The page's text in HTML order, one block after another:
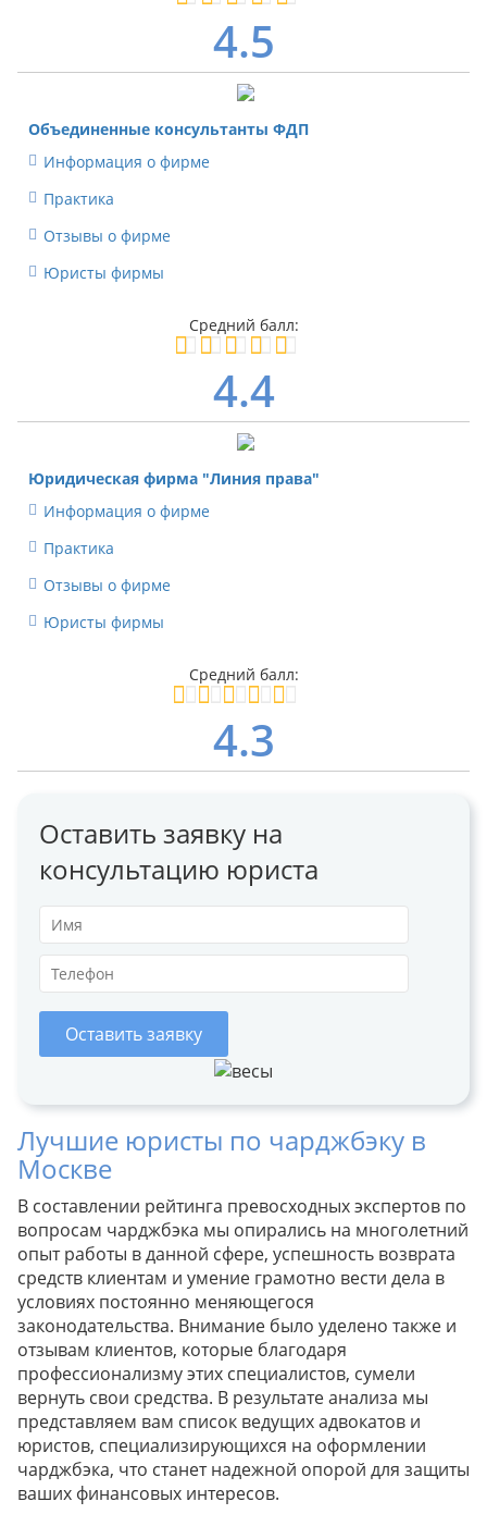
4.5
Объединенные консультанты ФДП
Информация о фирме
Практика
Отзывы о фирме
Юристы фирмы
4.4
Юридическая фирма "Линия права"
Информация о фирме
Практика
Отзывы о фирме
Юристы фирмы
4.3
Оставить заявку на
консультацию юриста
Оставить заявку
Лучшие юристы по чарджбэку в
Москве
В составлении рейтинга превосходных экспертов по
вопросам чарджбэка мы опирались на многолетний
опыт работы в данной сфере, успешность возврата
средств клиентам и умение грамотно вести дела в
условиях постоянно меняющегося
законодательства. Внимание было уделено также и
отзывам клиентов, которые благодаря
профессионализму этих специалистов, сумели
вернуть свои средства. В результате анализа мы
представляем вам список ведущих адвокатов и
юристов, специализирующихся на оформлении
чарджбэка, что станет надежной опорой для защиты
ваших финансовых интересов.